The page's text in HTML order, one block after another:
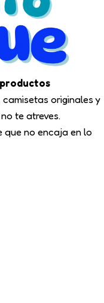
originales y
te atreves.
que no encaja en lo